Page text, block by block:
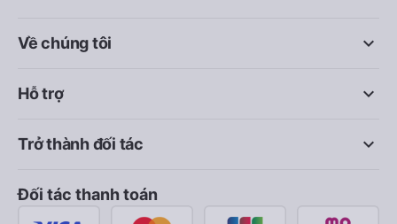
keyboard_arrow_down
Về chúng tôi
keyboard_arrow_down
Hỗ trợ
keyboard_arrow_down
Trở thành đối tác
Đối tác thanh toán